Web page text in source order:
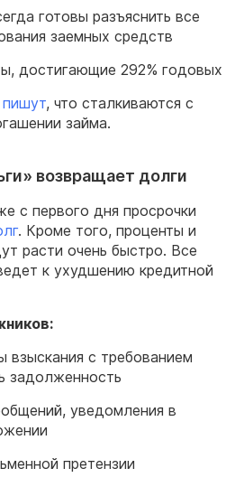
готовы разъяснить все
заемных средств
достигающие 292% годовых
пишут, что сталкиваются с
займа.
возвращает долги
с первого дня просрочки
. Кроме того, проценты и
расти очень быстро. Все
к ухудшению кредитной
:
взыскания с требованием
задолженность
уведомления в
претензии